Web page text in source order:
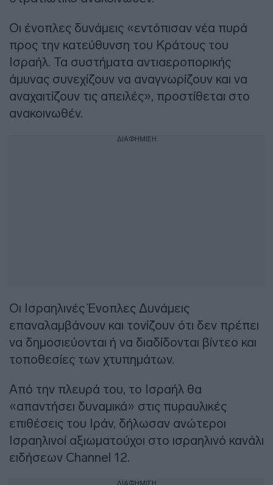
Οι ένοπλες δυνάμεις «εντόπισαν νέα πυρά
προς την κατεύθυνση του Κράτους του
Ισραήλ. Τα συστήματα αντιαεροπορικής
άμυνας συνεχίζουν να αναγνωρίζουν και να
αναχαιτίζουν τις απειλές», προστίθεται στο
ανακοινωθέν.
ΔΙΑΦΗΜΙΣΗ
Οι Ισραηλινές Ένοπλες Δυνάμεις
επαναλαμβάνουν και τονίζουν ότι δεν πρέπει
να δημοσιεύονται ή να διαδίδονται βίντεο και
τοποθεσίες των χτυπημάτων.
Από την πλευρά του, το Ισραήλ θα
«απαντήσει δυναμικά» στις πυραυλικές
επιθέσεις του Ιράν, δήλωσαν ανώτεροι
Ισραηλινοί αξιωματούχοι στο ισραηλινό κανάλι
ειδήσεων Channel 12.
ΔΙΑΦΗΜΙΣΗ